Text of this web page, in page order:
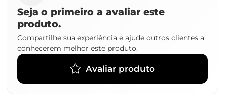
Seja o primeiro a avaliar este
produto.
Compartilhe sua experiência e ajude outros clientes a
conhecerem melhor este produto.
Avaliar produto